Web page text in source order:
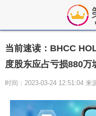
当前速读：BHCC
度股东应占亏损880万
时间：2023-03-24 12:51:04 来